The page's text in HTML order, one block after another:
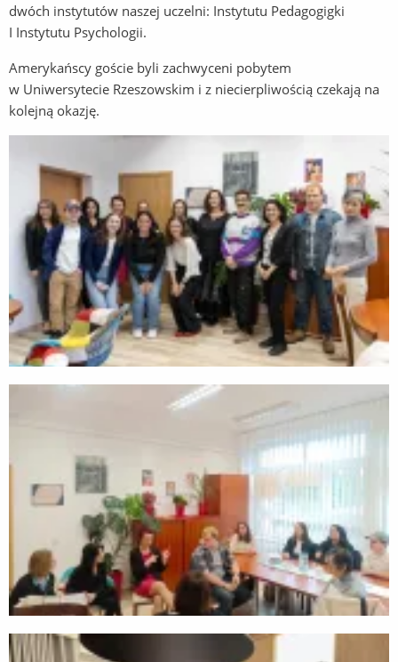
dwóch instytutów naszej uczelni: Instytutu Pedagogigki
I Instytutu Psychologii.
Amerykańscy goście byli zachwyceni pobytem
w Uniwersytecie Rzeszowskim i z niecierpliwością czekają na
kolejną okazję.